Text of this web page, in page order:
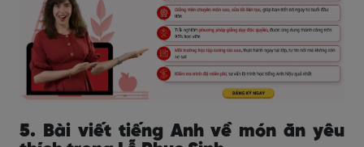
5. Bài viết tiếng Anh về món ăn yêu